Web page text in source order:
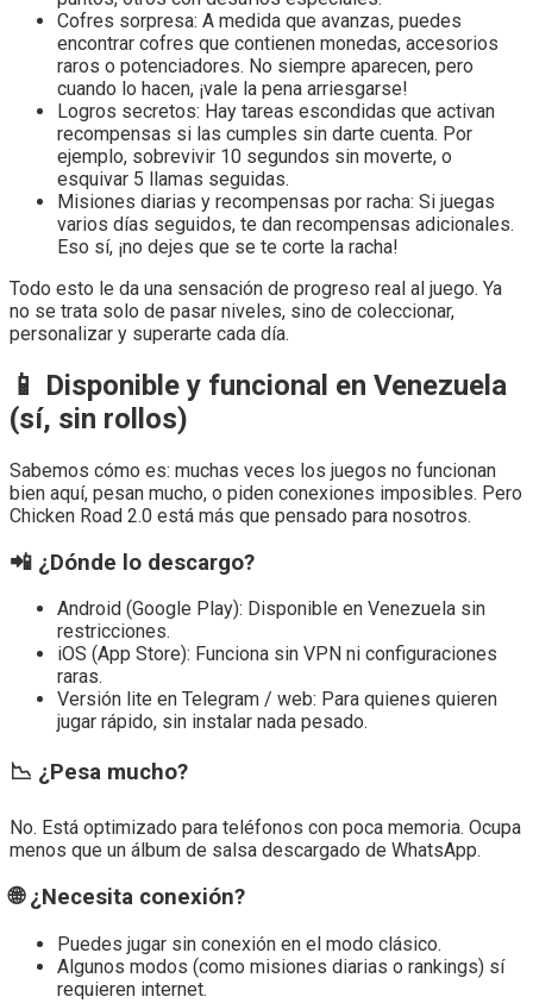
Cofres sorpresa: A medida que avanzas, puedes
encontrar cofres que contienen monedas, accesorios
raros o potenciadores. No siempre aparecen, pero
cuando lo hacen, ¡vale la pena arriesgarse!
Logros secretos: Hay tareas escondidas que activan
recompensas si las cumples sin darte cuenta. Por
ejemplo, sobrevivir 10 segundos sin moverte, o
esquivar 5 llamas seguidas.
Misiones diarias y recompensas por racha: Si juegas
varios días seguidos, te dan recompensas adicionales.
Eso sí, ¡no dejes que se te corte la racha!
Todo esto le da una sensación de progreso real al juego. Ya
no se trata solo de pasar niveles, sino de coleccionar,
personalizar y superarte cada día.
📱 Disponible y funcional en Venezuela
(sí, sin rollos)
Sabemos cómo es: muchas veces los juegos no funcionan
bien aquí, pesan mucho, o piden conexiones imposibles. Pero
Chicken Road 2.0 está más que pensado para nosotros.
📲 ¿Dónde lo descargo?
Android (Google Play): Disponible en Venezuela sin
restricciones.
iOS (App Store): Funciona sin VPN ni configuraciones
raras.
Versión lite en Telegram / web: Para quienes quieren
jugar rápido, sin instalar nada pesado.
📉 ¿Pesa mucho?
No. Está optimizado para teléfonos con poca memoria. Ocupa
menos que un álbum de salsa descargado de WhatsApp.
🌐 ¿Necesita conexión?
Puedes jugar sin conexión en el modo clásico.
Algunos modos (como misiones diarias o rankings) sí
requieren internet.